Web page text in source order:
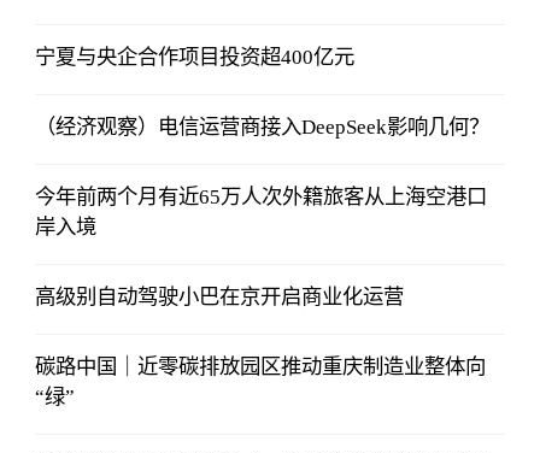
宁夏与央企合作项目投资超400亿元
（经济观察）电信运营商接入DeepSeek影响几何？
今年前两个月有近65万人次外籍旅客从上海空港口
岸入境
高级别自动驾驶小巴在京开启商业化运营
碳路中国｜近零碳排放园区推动重庆制造业整体向
“绿”